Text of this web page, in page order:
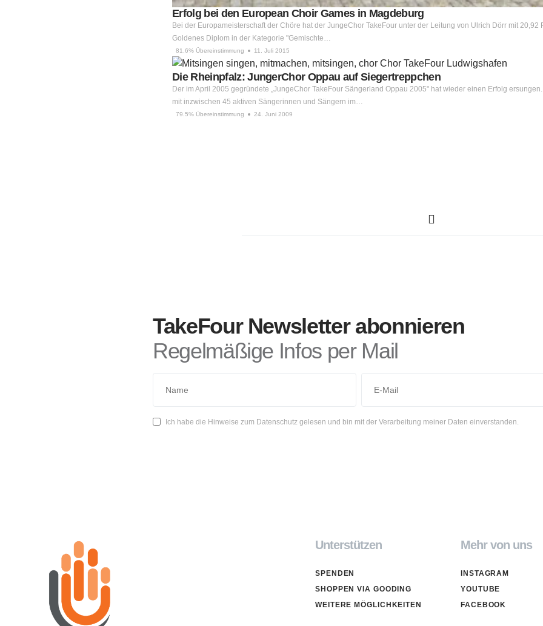
Erfolg bei den European Choir Games in Magdeburg
Bei der Europameisterschaft der Chöre hat der JungeChor TakeFour unter der Leitung von Ulrich Dörr mit 20,92
Goldenes Diplom in der Kategorie "Gemischte…
81.6% Übereinstimmung 11. Juli 2015
Die Rheinpfalz: JungerChor Oppau auf Siegertreppchen
Der im April 2005 gegründete „JungeChor TakeFour Sängerland Oppau 2005" hat wieder einen Erfolg
mit inzwischen 45 aktiven Sängerinnen und Sängern im…
79.5% Übereinstimmung 24. Juni 2009
TakeFour Newsletter abonnieren
Regelmäßige Infos per Mail
Ich habe die Hinweise zum Datenschutz gelesen und bin mit der Verarbeitung meiner Daten einverstanden.
Unterstützen
SPENDEN
SHOPPEN VIA GOODING
WEITERE MÖGLICHKEITEN
Mehr von uns
INSTAGRAM
YOUTUBE
FACEBOOK